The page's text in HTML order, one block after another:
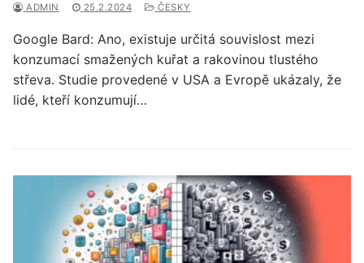
ADMIN 25.2.2024 ČESKY
Google Bard: Ano, existuje určitá souvislost mezi
konzumací smažených kuřat a rakovinou tlustého
střeva. Studie provedené v USA a Evropě ukázaly, že
lidé, kteří konzumují…